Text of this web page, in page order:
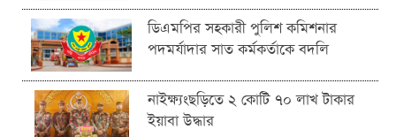
ডিএমপির সহকারী পুলিশ কমিশনার
পদমর্যাদার সাত কর্মকর্তাকে বদলি
নাইক্ষ্যংছড়িতে ২ কোটি ৭০ লাখ টাকার
ইয়াবা উদ্ধার